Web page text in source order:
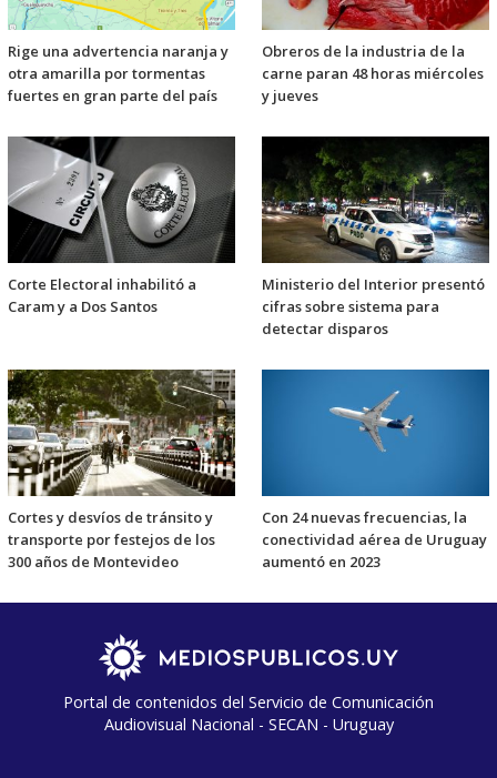
Rige una advertencia naranja y
otra amarilla por tormentas
fuertes en gran parte del país
Obreros de la industria de la
carne paran 48 horas miércoles
y jueves
Corte Electoral inhabilitó a
Caram y a Dos Santos
Ministerio del Interior presentó
cifras sobre sistema para
detectar disparos
Cortes y desvíos de tránsito y
transporte por festejos de los
300 años de Montevideo
Con 24 nuevas frecuencias, la
conectividad aérea de Uruguay
aumentó en 2023
Portal de contenidos del Servicio de Comunicación
Audiovisual Nacional - SECAN - Uruguay